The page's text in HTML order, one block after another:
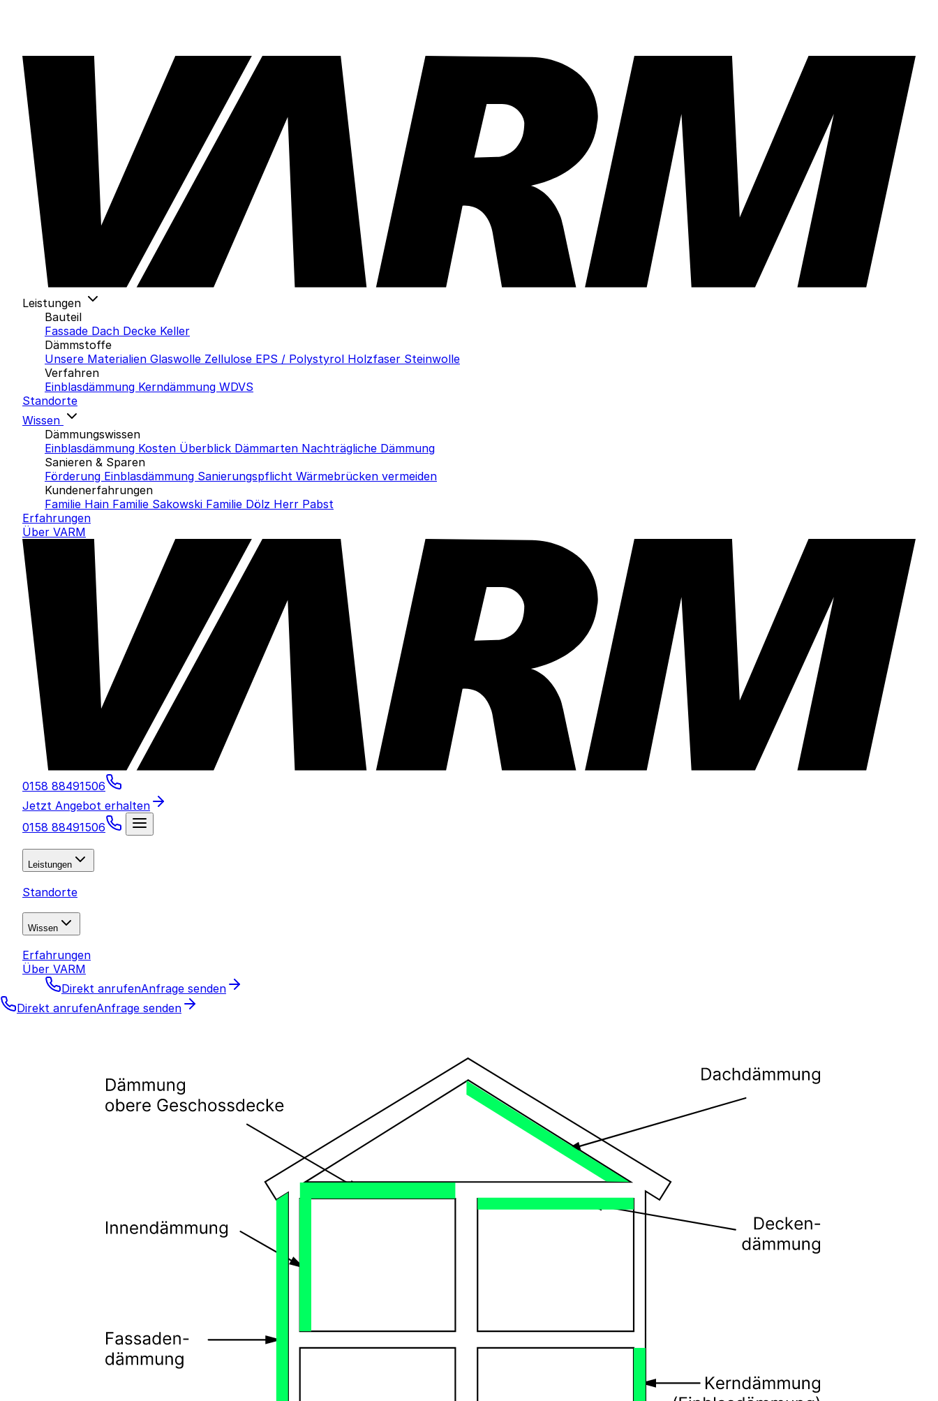
Leistungen
Bauteil
Fassade Dach Decke Keller
Dämmstoffe
Unsere Materialien Glaswolle Zellulose EPS / Polystyrol Holzfaser Steinwolle
Verfahren
Einblasdämmung Kerndämmung WDVS
Standorte
Wissen
Dämmungswissen
Einblasdämmung Kosten Überblick Dämmarten Nachträgliche Dämmung
Sanieren & Sparen
Förderung Einblasdämmung Sanierungspflicht Wärmebrücken vermeiden
Kundenerfahrungen
Familie Hain Familie Sakowski Familie Dölz Herr Pabst
Erfahrungen
Über VARM
0158 88491506
Jetzt Angebot erhalten
0158 88491506
Leistungen
Standorte
Wissen
Erfahrungen
Über VARM
Direkt anrufenAnfrage senden
Direkt anrufenAnfrage senden